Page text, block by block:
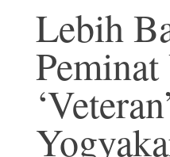
Lebih